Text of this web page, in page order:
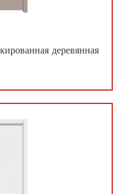
деревянная